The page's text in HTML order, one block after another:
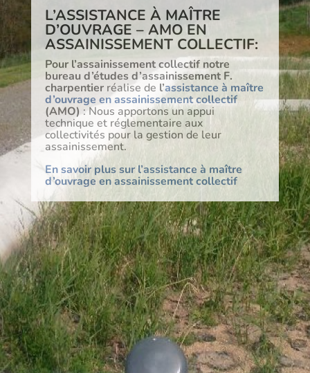
L’ASSISTANCE À MAÎTRE
D’OUVRAGE – AMO EN
ASSAINISSEMENT COLLECTIF:
Pour l’assainissement collectif notre
bureau d’études d’assainissement F.
charpentierréalise de l’assistance à maître
d’ouvrage en assainissement collectif
(AMO): Nous apportons un appui
technique et réglementaire aux
collectivités pour la gestion de leur
assainissement.
En savoir plus sur l’assistance à maître
d’ouvrage en assainissement collectif